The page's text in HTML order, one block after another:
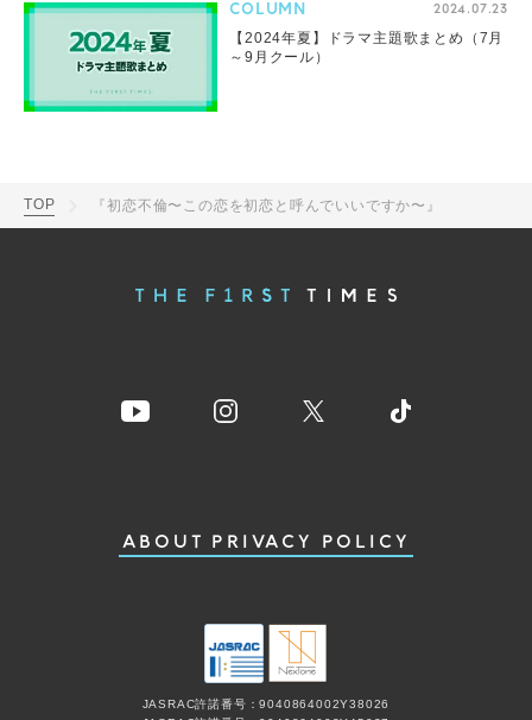
COLUMN 2024.07.23
【2024年夏】ドラマ主題歌まとめ（7月
～9月クール）
TOP 『初恋不倫〜この恋を初恋と呼んでいいですか〜』
ABOUT PRIVACY POLICY
JASRAC許諾番号：9040864002Y38026